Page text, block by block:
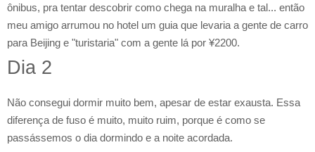
ônibus, pra tentar descobrir como chega na muralha e tal... então
meu amigo arrumou no hotel um guia que levaria a gente de carro
para Beijing e "turistaria" com a gente lá por ¥2200.
Dia 2
Não consegui dormir muito bem, apesar de estar exausta. Essa
diferença de fuso é muito, muito ruim, porque é como se
passássemos o dia dormindo e a noite acordada.